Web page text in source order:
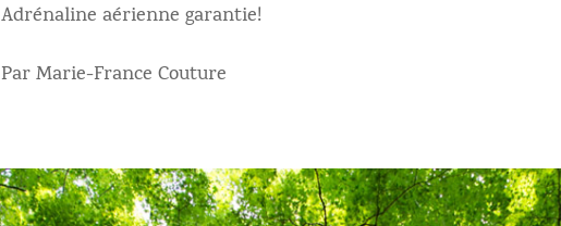
Adrénaline aérienne garantie!
Par Marie-France Couture